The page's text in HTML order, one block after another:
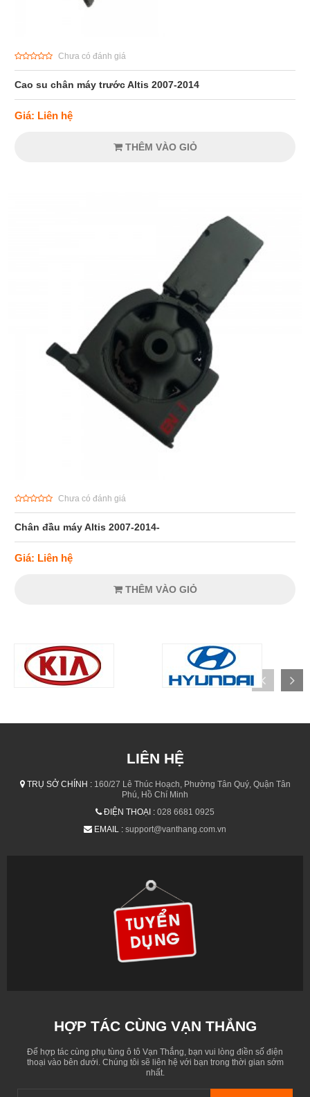
Chưa có đánh giá
Cao su chân máy trước Altis 2007-2014
Giá: Liên hệ
THÊM VÀO GIỎ
Chưa có đánh giá
Chân đầu máy Altis 2007-2014-
Giá: Liên hệ
THÊM VÀO GIỎ
LIÊN HỆ
TRỤ SỞ CHÍNH :160/27 Lê Thúc Hoạch, Phường Tân Quý, Quận Tân
Phú, Hồ Chí Minh
ĐIỆN THOẠI : 028 6681 0925
EMAIL : support@vanthang.com.vn
HỢP TÁC CÙNG VẠN THẮNG
Để hợp tác cùng phụ tùng ô tô Vạn Thắng, bạn vui lòng điền số điện
thoại vào bên dưới. Chúng tôi sẽ liên hệ với bạn trong thời gian sớm
nhất.